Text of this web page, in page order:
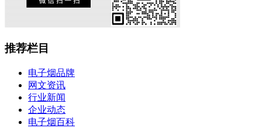
推荐栏目
电子烟品牌
网文资讯
行业新闻
企业动态
电子烟百科